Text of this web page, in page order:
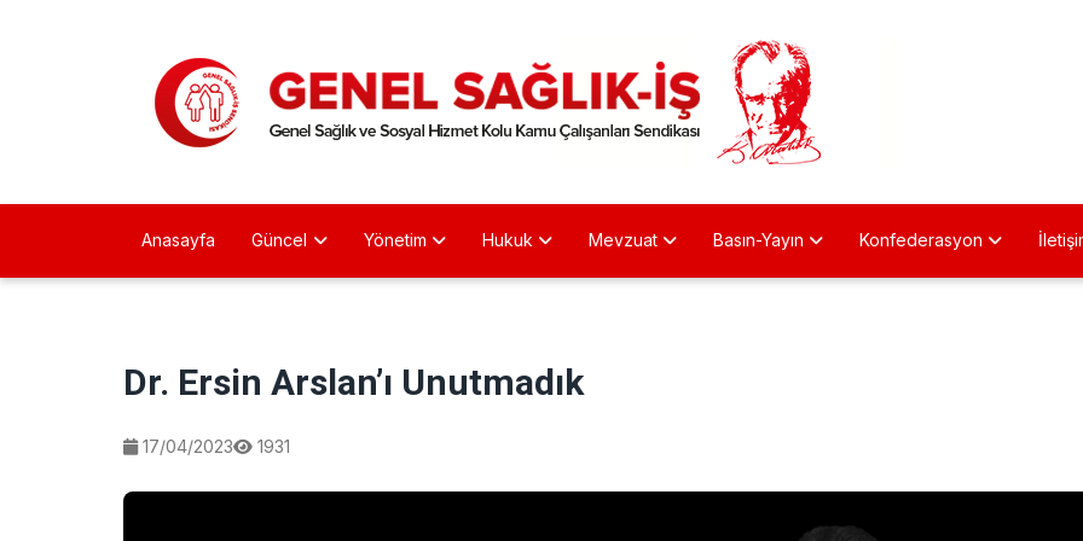
Anasayfa Güncel Yönetim Hukuk Mevzuat Basın-Yayın Konfederasyon
Dr. Ersin Arslan’ı Unutmadık
17/04/2023 1931